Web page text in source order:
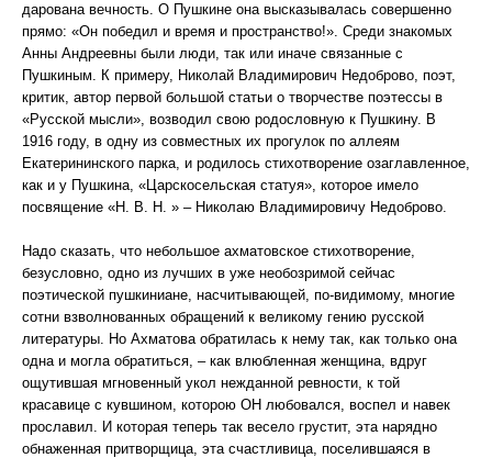
дарована вечность. О Пушкине она высказывалась совершенно
прямо: «Он победил и время и пространство!». Среди знакомых
Анны Андреевны были люди, так или иначе связанные с
Пушкиным. К примеру, Николай Владимирович Недоброво, поэт,
критик, автор первой большой статьи о творчестве поэтессы в
«Русской мысли», возводил свою родословную к Пушкину. В
1916 году, в одну из совместных их прогулок по аллеям
Екатерининского парка, и родилось стихотворение озаглавленное,
как и у Пушкина, «Царскосельская статуя», которое имело
посвящение «Н. В. Н. » – Николаю Владимировичу Недоброво.
Надо сказать, что небольшое ахматовское стихотворение,
безусловно, одно из лучших в уже необозримой сейчас
поэтической пушкиниане, насчитывающей, по-видимому, многие
сотни взволнованных обращений к великому гению русской
литературы. Но Ахматова обратилась к нему так, как только она
одна и могла обратиться, – как влюбленная женщина, вдруг
ощутившая мгновенный укол нежданной ревности, к той
красавице с кувшином, которою ОН любовался, воспел и навек
прославил. И которая теперь так весело грустит, эта нарядно
обнаженная притворщица, эта счастливица, поселившаяся в